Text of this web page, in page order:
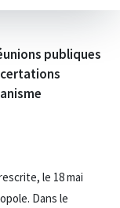
publiques
le 18 mai
Dans le